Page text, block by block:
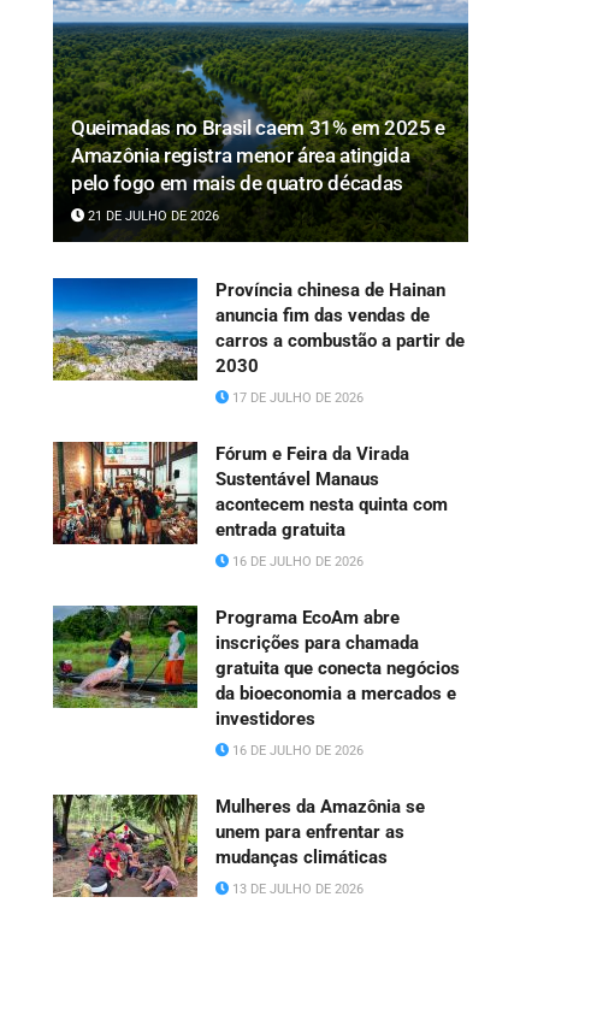
Queimadas no Brasil caem 31% em 2025 e
Amazônia registra menor área atingida
pelo fogo em mais de quatro décadas
21 DE JULHO DE 2026
Província chinesa de Hainan
anuncia fim das vendas de
carros a combustão a partir de
2030
17 DE JULHO DE 2026
Fórum e Feira da Virada
Sustentável Manaus
acontecem nesta quinta com
entrada gratuita
16 DE JULHO DE 2026
Programa EcoAm abre
inscrições para chamada
gratuita que conecta negócios
da bioeconomia a mercados e
investidores
16 DE JULHO DE 2026
Mulheres da Amazônia se
unem para enfrentar as
mudanças climáticas
13 DE JULHO DE 2026